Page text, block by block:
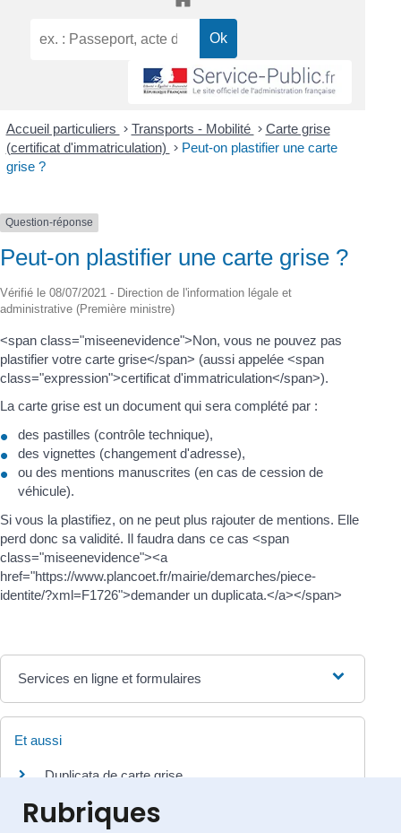
Accueil particuliers > Transports - Mobilité > Carte grise
(certificat d'immatriculation) > Peut-on plastifier une carte
grise ?
Question-réponse
Peut-on plastifier une carte grise ?
Vérifié le 08/07/2021 - Direction de l'information légale et
administrative (Première ministre)
<span class="miseenevidence">Non, vous ne pouvez pas
plastifier votre carte grise</span> (aussi appelée <span
class="expression">certificat d'immatriculation</span>).
La carte grise est un document qui sera complété par :
des pastilles (contrôle technique),
des vignettes (changement d'adresse),
ou des mentions manuscrites (en cas de cession de
véhicule).
Si vous la plastifiez, on ne peut plus rajouter de mentions. Elle
perd donc sa validité. Il faudra dans ce cas <span
class="miseenevidence"><a
href="https://www.plancoet.fr/mairie/demarches/piece-
identite/?xml=F1726">demander un duplicata.</a></span>
Services en ligne et formulaires
Et aussi
Duplicata de carte grise
Rubriques